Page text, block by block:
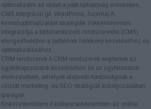
optimalizálni az oldalt a jobb láthatóság érdekében.
CMS integráció (pl. WordPress, Joomla) A
keresőoptimalizálási stratégiák zökkenőmentes
integrációja a tartalomkezelő rendszerekbe (CMS)
elengedhetetlen a tartalmak hatékony kezeléséhez és
optimalizálásához.
CRM rendszerekA CRM rendszerek segítenek az
ügyfélkapcsolatok kezelésében és az ügyféladatok
elemzésében, amelyek alapvető fontosságúak a
célzott marketing- és SEO stratégiák kidolgozásában.
Iparágak
Kiskereskedelem A kiskereskedelemben az online